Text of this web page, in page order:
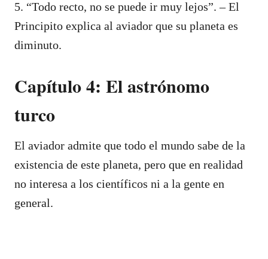
5. “Todo recto, no se puede ir muy lejos”. – El
Principito explica al aviador que su planeta es
diminuto.
Capítulo 4: El astrónomo
turco
El aviador admite que todo el mundo sabe de la
existencia de este planeta, pero que en realidad
no interesa a los científicos ni a la gente en
general.